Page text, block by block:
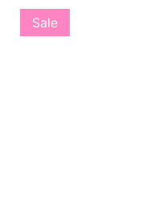
Sale